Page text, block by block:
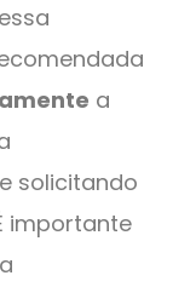
a
solicitando
importante